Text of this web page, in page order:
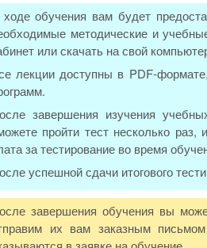
обучения вам будет
методические и
или скачать на свой
лекции доступны в PDF-
завершения изучения
пройти тест несколько
за тестирование во время
успешной сдачи итогового
завершения обучения вы
их вам заказным